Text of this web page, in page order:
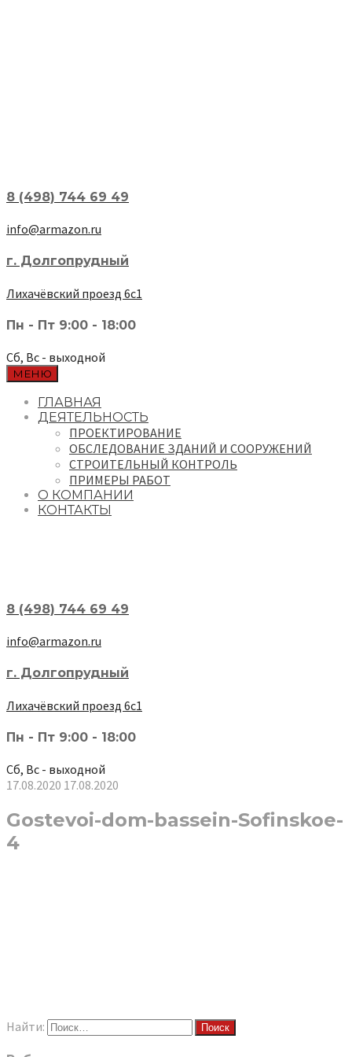
8 (498) 744 69 49
info@armazon.ru
г. Долгопрудный
Лихачёвский проезд 6с1
Пн - Пт 9:00 - 18:00
Сб, Вс - выходной
МЕНЮ
ГЛАВНАЯ
ДЕЯТЕЛЬНОСТЬ
ПРОЕКТИРОВАНИЕ
ОБСЛЕДОВАНИЕ ЗДАНИЙ И СООРУЖЕНИЙ
СТРОИТЕЛЬНЫЙ КОНТРОЛЬ
ПРИМЕРЫ РАБОТ
О КОМПАНИИ
КОНТАКТЫ
8 (498) 744 69 49
info@armazon.ru
г. Долгопрудный
Лихачёвский проезд 6с1
Пн - Пт 9:00 - 18:00
Сб, Вс - выходной
17.08.2020 17.08.2020
Gostevoi-dom-bassein-Sofinskoe-
4
Найти: